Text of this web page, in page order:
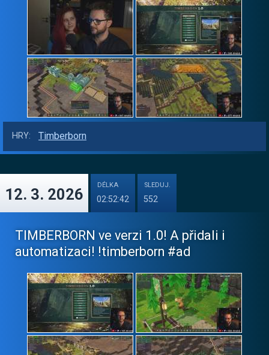
HRY: Timberborn
12. 3. 2026
DÉLKA
02:52:42
SLEDUJ.
552
TIMBERBORN ve verzi 1.0! A přidali i
automatizaci! !timberborn #ad